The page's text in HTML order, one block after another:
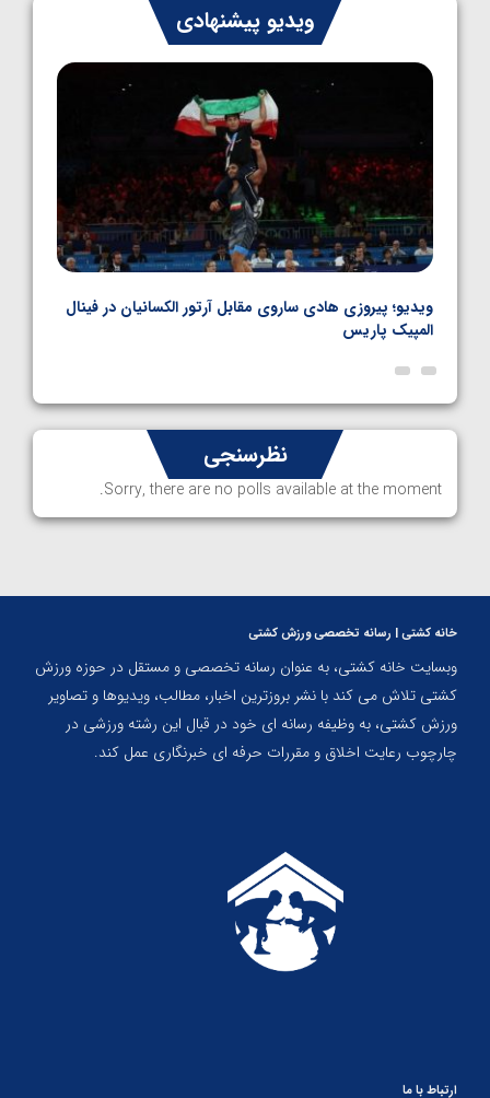
ایران چشم به راه چهار مدال در پنج وزن دوم
کشتی فرنگی نوجوانان جهان
1405/05/06
ویدیو پیشنهادی
ویدیو؛ پیروزی هادی ساروی مقابل آرتور الکسانیان در فینال
المپیک پاریس
نظرسنجی
Sorry, there are no polls available at the moment.
خانه کشتی | رسانه تخصصی ورزش کشتی
وبسایت خانه کشتی، به عنوان رسانه تخصصی و مستقل در حوزه ورزش
کشتی تلاش می کند با نشر بروزترین اخبار، مطالب، ویدیوها و تصاویر
ورزش کشتی، به وظیفه رسانه ای خود در قبال این رشته ورزشی در
چارچوب رعایت اخلاق و مقررات حرفه ای خبرنگاری عمل کند.
ارتباط با ما